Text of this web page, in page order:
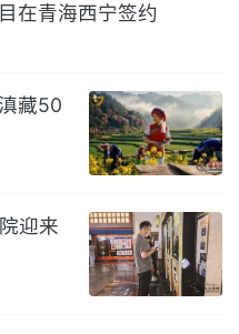
在青海西宁签约
藏50
迎来